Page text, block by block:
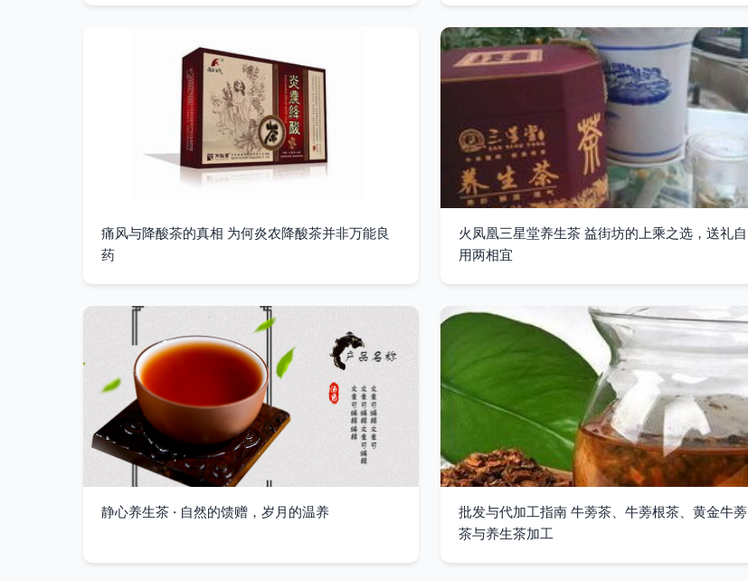
痛风与降酸茶的真相 为何炎农降酸茶并非万能良
药
火凤凰三星堂养生茶 益街坊的上乘之选，送礼自
用两相宜
静心养生茶 · 自然的馈赠，岁月的温养
批发与代加工指南 牛蒡茶、牛蒡根茶、黄金牛蒡
茶与养生茶加工